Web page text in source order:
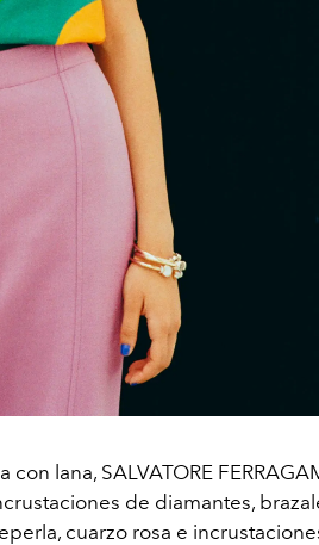
lana, SALVATORE
de diamantes,
cuarzo rosa e